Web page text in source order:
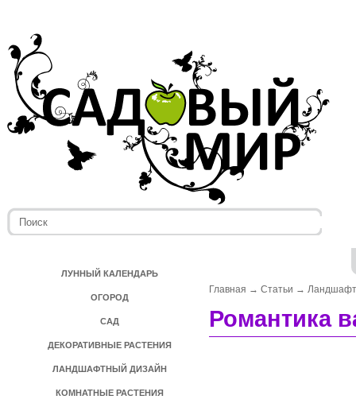
ЛУННЫЙ КАЛЕНДАРЬ
ОГОРОД
САД
ДЕКОРАТИВНЫЕ РАСТЕНИЯ
ЛАНДШАФТНЫЙ ДИЗАЙН
КОМНАТНЫЕ РАСТЕНИЯ
Главная → Статьи →
Романтика